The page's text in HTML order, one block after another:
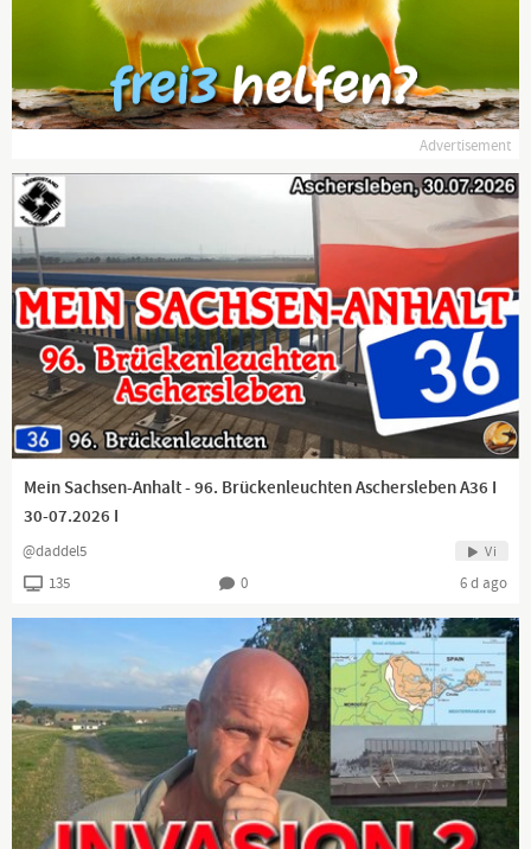
Klagemauer TV dagegen arbeitet seit 2012 ehrenamtlich und
unentgeltlich für Sie!
frei - unabhängig - unzensiert ... was die Medien nicht
verschweigen sollten ... wenig Gehörtes vom Volk, für das Volk
Tägliche News ab 19:45 Uhr auf www.kla.tvund ein wenig
später auch hier auf YouTube.
Dranbleiben lohnt sich!
www.kla.tv/news
Advertisement
Mein Sachsen-Anhalt - 96. Brückenleuchten Aschersleben A36 I
30-07.2026 I
@daddel5 Vi
135 0 6 d ago